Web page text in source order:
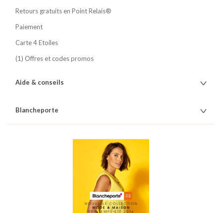
Retours gratuits en Point Relais®
Paiement
Carte 4 Etoiles
(1) Offres et codes promos
Aide & conseils
Blancheporte